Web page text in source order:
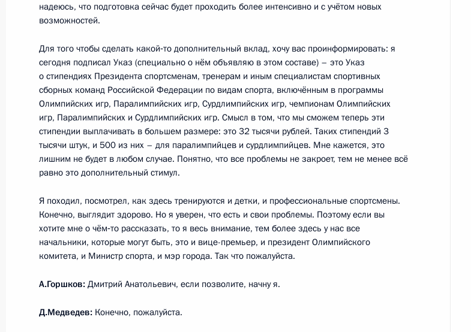
Заседание Совета по развитию физической культуры и спорта
Владимир Путин принял участие в гала-матче любительской
хоккейной лиги
7 мая 2012 года, 23:45
трудового законодательства в целях обеспечения правового
регулирования дистанционной работы инвалидов
12 апреля 2012 года, 12:30
Об исполнении поручения Президента о государственной
поддержке телеканала «ИНВА МЕДИА ТВ» и софинансировании
надеюсь, что подготовка сейчас будет проходить более интенсивно и с учётом новых
возможностей.
Для того чтобы сделать какой‑то дополнительный вклад, хочу вас проинформировать: я
сегодня подписал Указ (специально о нём объявляю в этом составе) – это Указ
о стипендиях Президента спортсменам, тренерам и иным специалистам спортивных
сборных команд Российской Федерации по видам спорта, включённым в программы
Олимпийских игр, Паралимпийских игр, Сурдлимпийских игр, чемпионам Олимпийских
игр, Паралимпийских и Сурдлимпийских игр. Смысл в том, что мы сможем теперь эти
стипендии выплачивать в большем размере: это 32 тысячи рублей. Таких стипендий 3
тысячи штук, и 500 из них – для паралимпийцев и сурдлимпийцев. Мне кажется, это
лишним не будет в любом случае. Понятно, что все проблемы не закроет, тем не менее всё
равно это дополнительный стимул.
Я походил, посмотрел, как здесь тренируются и детки, и профессиональные спортсмены.
Конечно, выглядит здорово. Но я уверен, что есть и свои проблемы. Поэтому если вы
хотите мне о чём‑то рассказать, то я весь внимание, тем более здесь у нас все
начальники, которые могут быть, это и вице-премьер, и президент Олимпийского
комитета, и Министр спорта, и мэр города. Так что пожалуйста.
А.Горшков: Дмитрий Анатольевич, если позволите, начну я.
Д.Медведев: Конечно, пожалуйста.